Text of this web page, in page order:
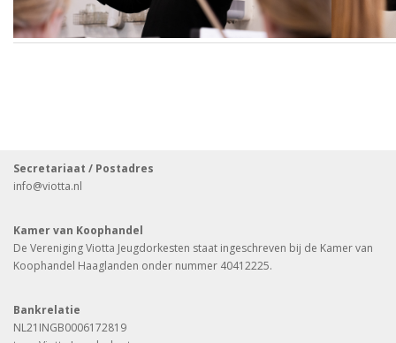
Secretariaat / Postadres
info@viotta.nl
Kamer van Koophandel
De Vereniging Viotta Jeugdorkesten staat ingeschreven bij de Kamer van
Koophandel Haaglanden onder nummer 40412225.
Bankrelatie
NL21INGB0006172819